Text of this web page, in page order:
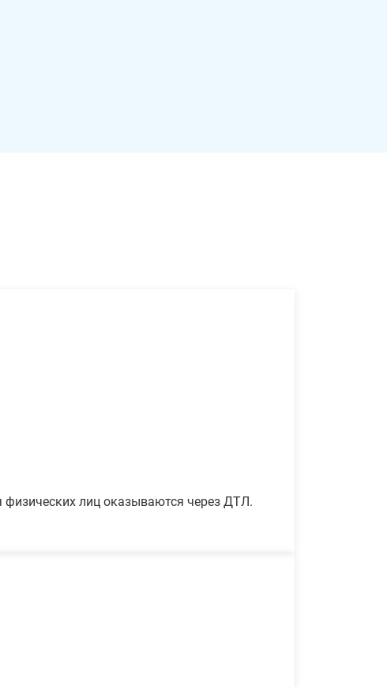
лиц оказываются через ДТЛ.